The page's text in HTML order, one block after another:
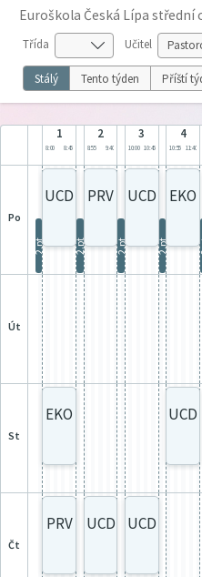
Euroškola Česká Lípa střední
Třída Učitel
Stálý Tento týden Příští
1
8:00 8:45
2
8:55 9:40
3
10:00 10:45
4
10:55 11:40
po
UCD PRV UCD EKO
2.pt 2.pt 2.pt 2.pt
út
st
EKO UCD
čt
PRV UCD UCD